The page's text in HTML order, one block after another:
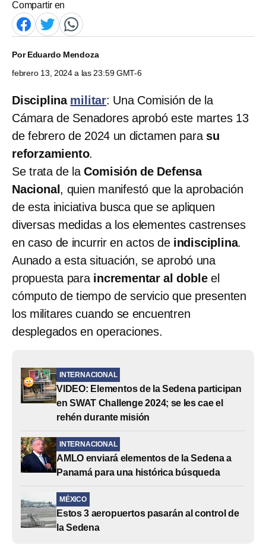
Compartir en
PorEduardo Mendoza
febrero 13, 2024 a las 23:59 GMT-6
Disciplina militar: Una Comisión de la
Cámara de Senadores aprobó este martes 13
de febrero de 2024 un dictamen para su
reforzamiento.
Se trata de laComisión de Defensa
Nacional , quien manifestó que la aprobación
de esta iniciativa busca que se apliquen
diversas medidas a los elementes castrenses
en caso de incurrir en actos de indisciplina.
Aunado a esta situación, se aprobó una
propuesta para incrementar al dobleel
cómputo de tiempo de servicio que presenten
los militares cuando se encuentren
desplegados en operaciones.
INTERNACIONAL
VIDEO: Elementos de la Sedena participan
en SWAT Challenge 2024; se les cae el
rehén durante misión
INTERNACIONAL
AMLO enviará elementos de la Sedena a
Panamá para una histórica búsqueda
MÉXICO
Estos 3 aeropuertos pasarán al control de
la Sedena